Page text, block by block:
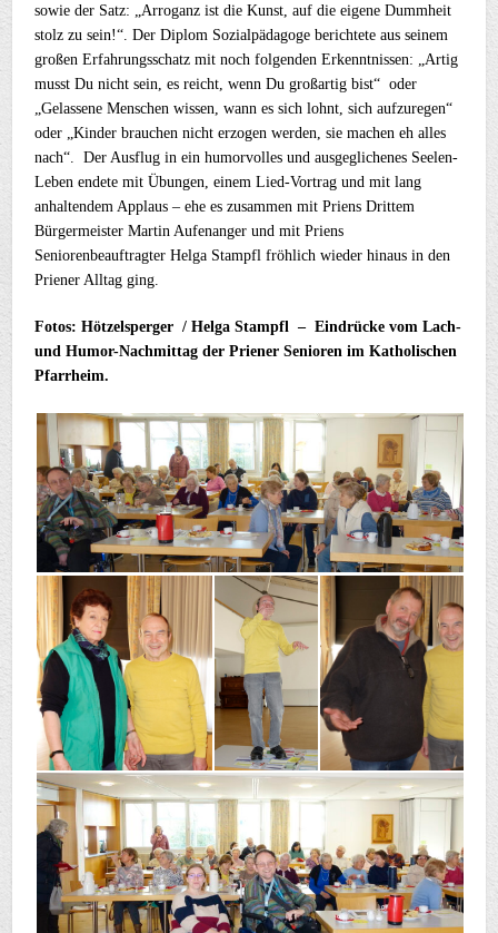
sowie der Satz: „Arroganz ist die Kunst, auf die eigene Dummheit
stolz zu sein!“. Der Diplom Sozialpädagoge berichtete aus seinem
großen Erfahrungsschatz mit noch folgenden Erkenntnissen: „Artig
musst Du nicht sein, es reicht, wenn Du großartig bist“ oder
„Gelassene Menschen wissen, wann es sich lohnt, sich aufzuregen“
oder „Kinder brauchen nicht erzogen werden, sie machen eh alles
nach“. Der Ausflug in ein humorvolles und ausgeglichenes Seelen-
Leben endete mit Übungen, einem Lied-Vortrag und mit lang
anhaltendem Applaus – ehe es zusammen mit Priens Drittem
Bürgermeister Martin Aufenanger und mit Priens
Seniorenbeauftragter Helga Stampfl fröhlich wieder hinaus in den
Priener Alltag ging.
Fotos: Hötzelsperger / Helga Stampfl – Eindrücke vom Lach-
und Humor-Nachmittag der Priener Senioren im Katholischen
Pfarrheim.